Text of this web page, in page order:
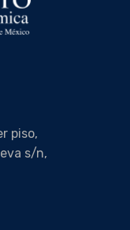
piso,
s/n,